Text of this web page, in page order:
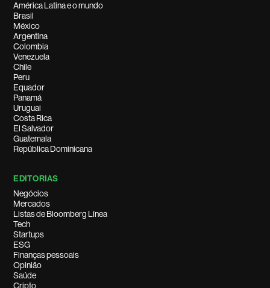
América Latina e o mundo
Brasil
México
Argentina
Colombia
Venezuela
Chile
Peru
Equador
Panamá
Uruguai
Costa Rica
El Salvador
Guatemala
República Dominicana
EDITORIAS
Negócios
Mercados
Listas de Bloomberg Línea
Tech
Startups
ESG
Finanças pessoais
Opinião
Saúde
Cripto